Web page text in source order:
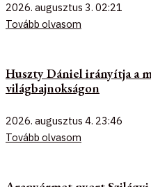
2026. augusztus 3. 02:21
Tovább olvasom
Huszty Dániel irányítja a
világbajnokságon
2026. augusztus 4. 23:46
Tovább olvasom